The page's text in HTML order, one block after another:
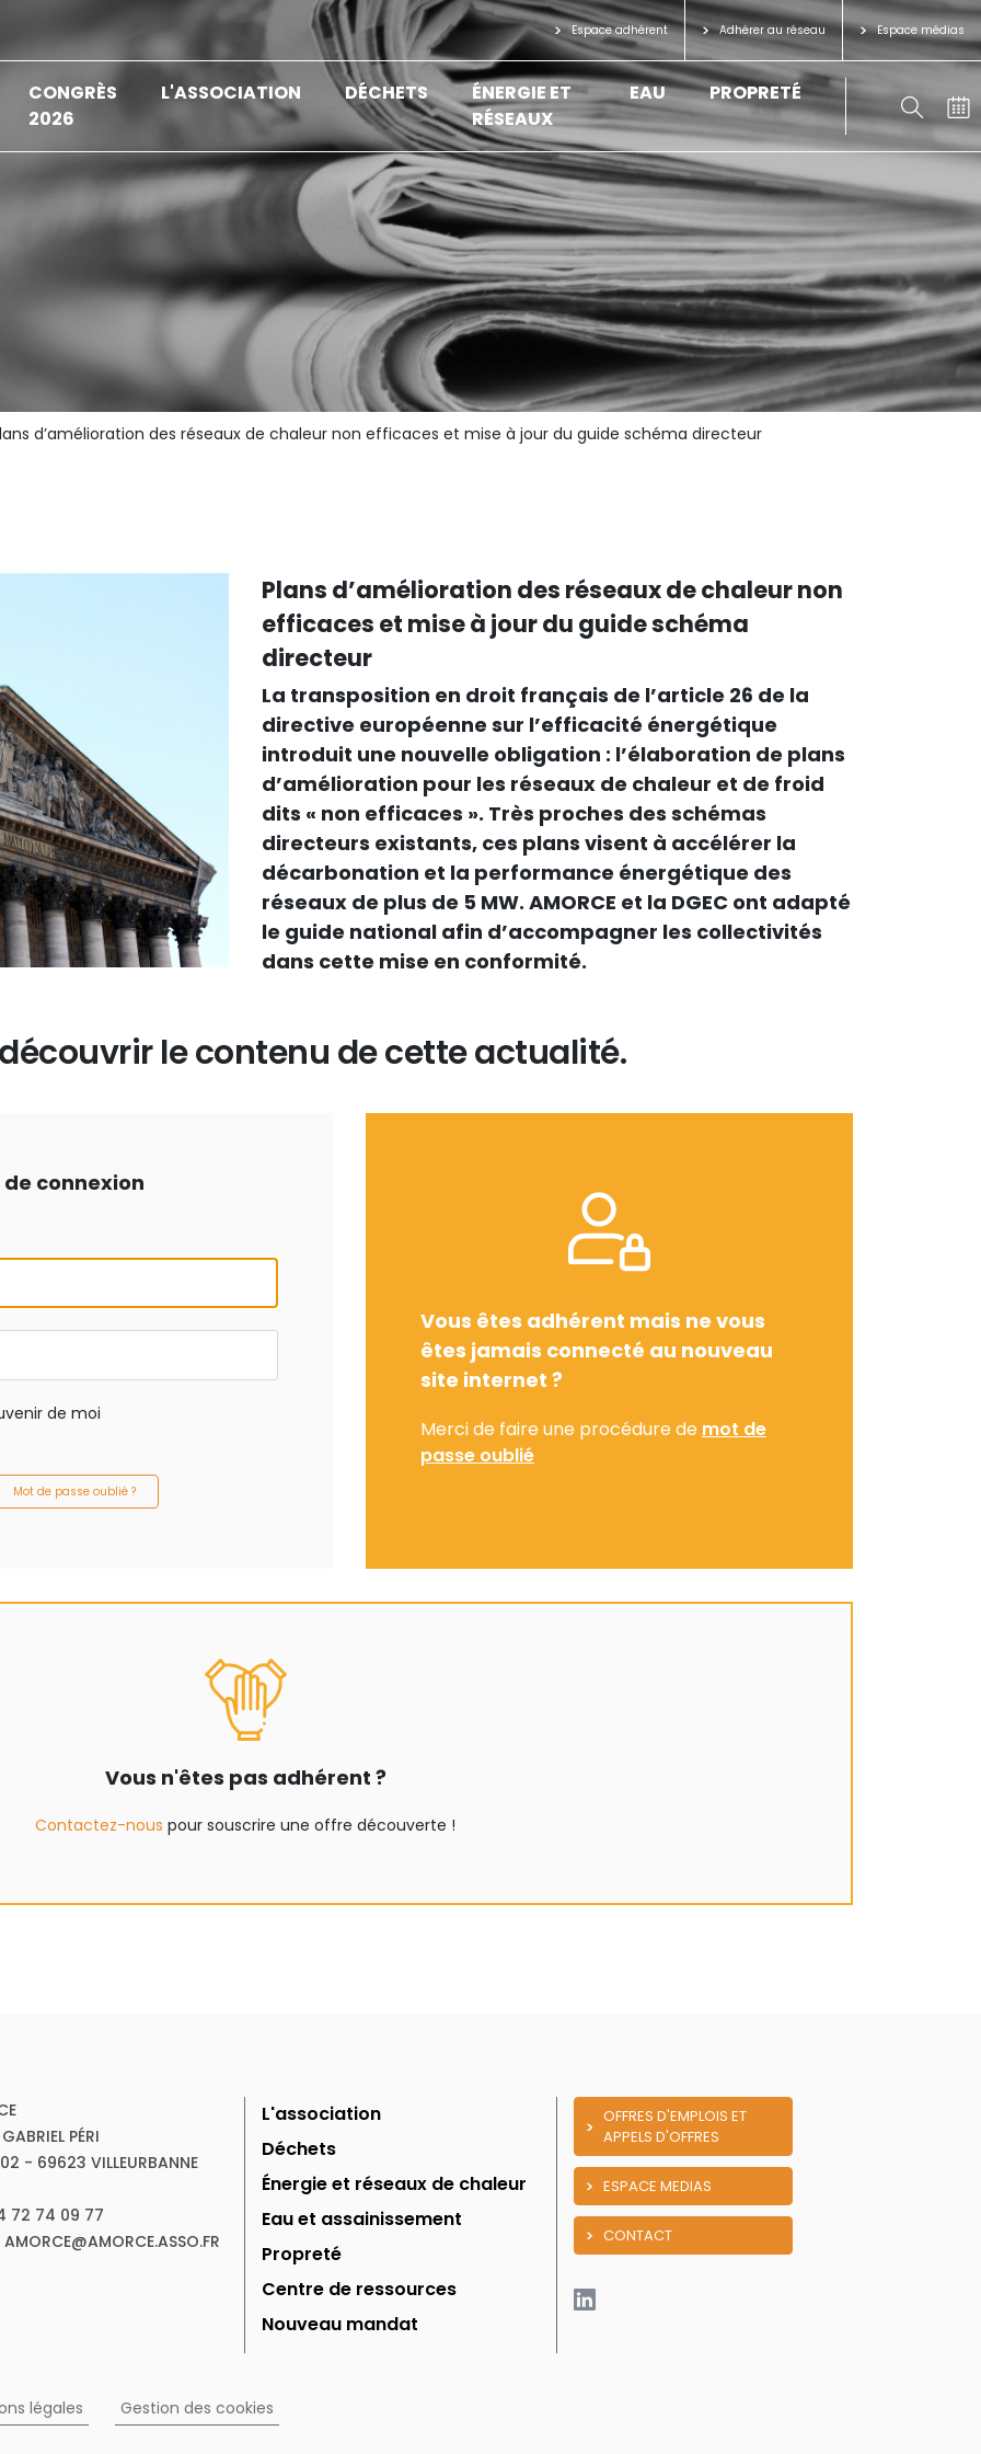
Espace adhérent Adhérer au réseau Espace médias
CONGRÈS
2026
L'ASSOCIATION DÉCHETS
ÉNERGIE ET
RÉSEAUX
EAU PROPRETÉ
d’amélioration des réseaux de chaleur non efficaces et mise à jour du guide schéma directeur
Plans d’amélioration des réseaux de chaleur non
efficaces et mise à jour du guide schéma
directeur
La transposition en droit français de l’article 26 de la
directive européenne sur l’efficacité énergétique
introduit une nouvelle obligation : l’élaboration de plans
d’amélioration pour les réseaux de chaleur et de froid
dits « non efficaces ». Très proches des schémas
directeurs existants, ces plans visent à accélérer la
décarbonation et la performance énergétique des
réseaux de plus de 5 MW. AMORCE et la DGEC ont adapté
le guide national afin d’accompagner les collectivités
dans cette mise en conformité.
le contenu de cette actualité.
connexion
de moi
Mot de passe oublié ?
Vous êtes adhérent mais ne vous
êtes jamais connecté au nouveau
site internet ?
Merci de faire une procédure de mot de
passe oublié
Vous n'êtes pas adhérent ?
Contactez-nous pour souscrire une offre découverte !
PÉRI
- 69623 VILLEURBANNE
72 74 09 77
AMORCE@AMORCE.ASSO.FR
L'association
Déchets
Énergie et réseaux de chaleur
Eau et assainissement
Propreté
Centre de ressources
Nouveau mandat
OFFRES D'EMPLOIS ET
APPELS D'OFFRES
ESPACE MEDIAS
CONTACT
légales Gestion des cookies